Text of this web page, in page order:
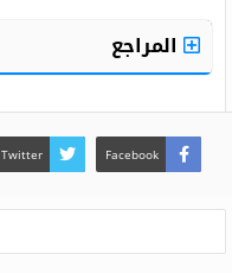
المراجع
Facebook
Twitter